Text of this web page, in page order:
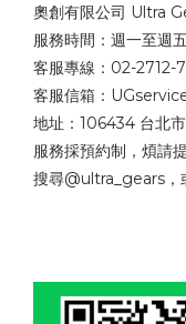
奧創有限公司 Ultra
服務時間：週一至週
客服專線：02-2712-
客服信箱：
地址：106434 台北
服務採預約制，煩請
搜尋@ultra_gears，